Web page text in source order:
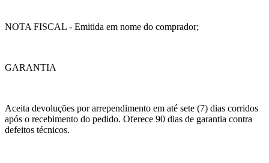
NOTA FISCAL - Emitida em nome do comprador;
GARANTIA
Aceita devoluções por arrependimento em até sete (7) dias corridos
após o recebimento do pedido. Oferece 90 dias de garantia contra
defeitos técnicos.